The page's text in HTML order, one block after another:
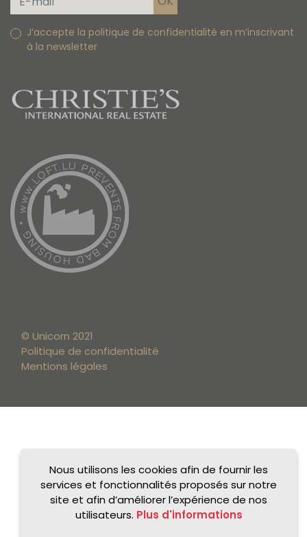
J’accepte la politique de confidentialité en m’inscrivant
à la newsletter
© Unicorn 2021
Politique de confidentialité
Mentions légales
Nous utilisons les cookies afin de fournir les
services et fonctionnalités proposés sur notre
site et afin d’améliorer l’expérience de nos
utilisateurs. Plus d'informations